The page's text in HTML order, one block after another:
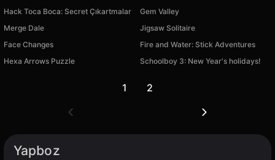
Hack Toca Boca: Secret Çıkartmalar
Gem Valley
Merge Dale
Jigsaw Solitaire
Face Changes
Fire and Water: Stick Adventures
Hexa Arrows Puzzle
Schoolboy 3: New Year's holidays!
1 2
Yapboz